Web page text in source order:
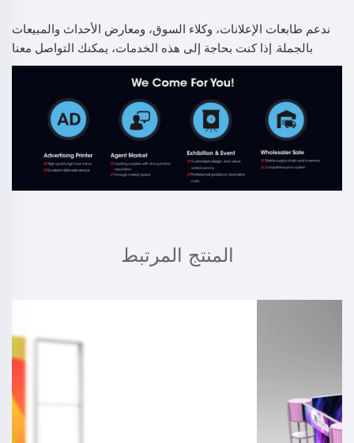
ندعم طابعات الإعلانات، وكلاء السوق، ومعارض الأحداث والمبيعات
بالجملة. إذا كنت بحاجة إلى هذه الخدمات، يمكنك التواصل معنا
المنتج المرتبط